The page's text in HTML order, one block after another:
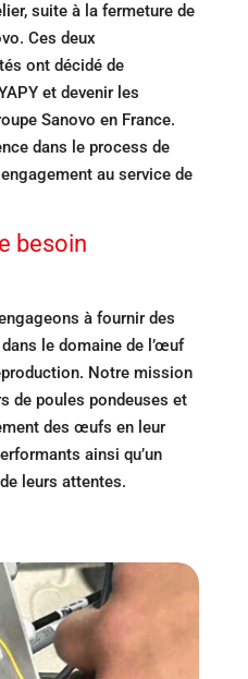
suite à la fermeture de
Ces deux
ont décidé de
et devenir les
Sanovo en France.
dans le process de
au service de
besoin
à fournir des
le domaine de l’œuf
Notre mission
de poules pondeuses et
des œufs en leur
ainsi qu’un
leurs attentes.